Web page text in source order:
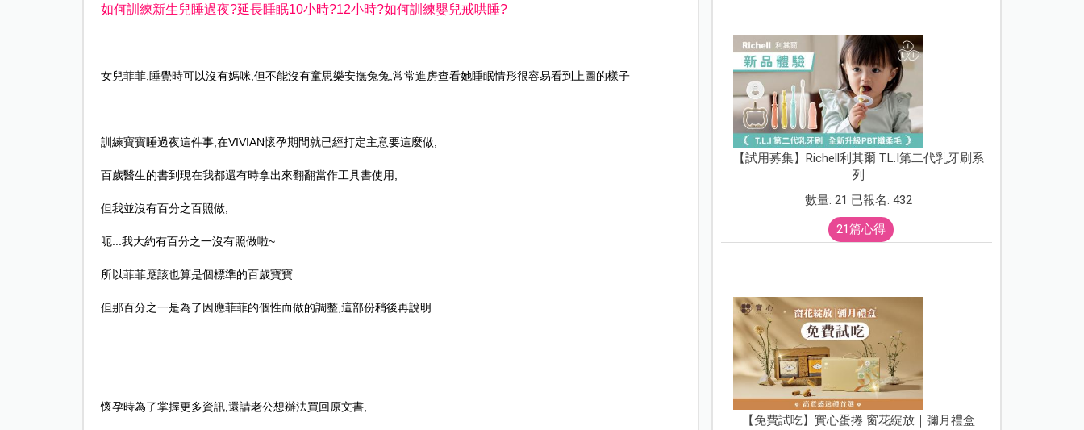
如何訓練新生兒睡過夜?延長睡眠10小時?12小時?如何訓練嬰兒戒哄睡?
女兒菲菲, 睡覺時可以沒有媽咪 但不能沒有童思樂安撫兔兔 常常進房查看她睡眠情形很容易看到上圖的樣子
訓練寶寶睡過夜這件事, 在VIVIAN懷孕期間就已經打定主意要這麼做,
百歲醫生的書到現在我都還有時拿出來翻翻當作工具書使用
但我並沒有百分之百照做,
呃... 我大約有百分之一沒有照做啦~
所以菲菲應該也算是個標準的百歲寶寶.
但那百分之一是為了因應菲菲的個性而做的調整, 這部份稍後再說明
懷孕時為了掌握更多資訊, 還請老公想辦法買回原文書,
【試用募集】Richell利其爾 T.L.I第二代乳牙刷系
列
數量: 21 已報名: 432
21篇心得
【免費試吃】實心蛋捲 窗花綻放｜彌月禮盒